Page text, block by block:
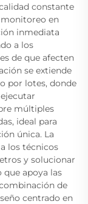
constante
monitoreo en
inmediata
a los
de que afecten
se extiende
por lotes, donde
múltiples
ideal para
única. La
los técnicos
y solucionar
que apoya las
de
centrado en